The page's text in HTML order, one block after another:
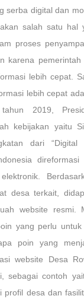
serba digital dan
salah satu hal
proses
karena
lebih cepat.
lebih cepat
2019,
kebijakan yaitu
dari “Digital
direformasi
desa terkait,
website resmi.
yang perlu untuk
poin yang
website Desa
sebagai contoh
profil desa dan